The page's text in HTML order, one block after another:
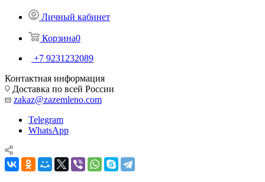
Личный кабинет
Корзина0
+7 9231232089
Контактная информация
Доставка по всей России
zakaz@zazemleno.com
Telegram
WhatsApp